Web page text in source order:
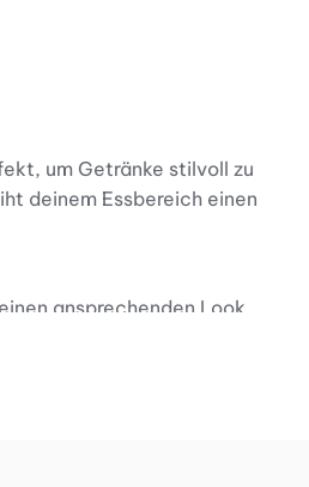
um Getränke stilvoll zu
deinem Essbereich einen
ansprechenden Look,
sich dank der breiten